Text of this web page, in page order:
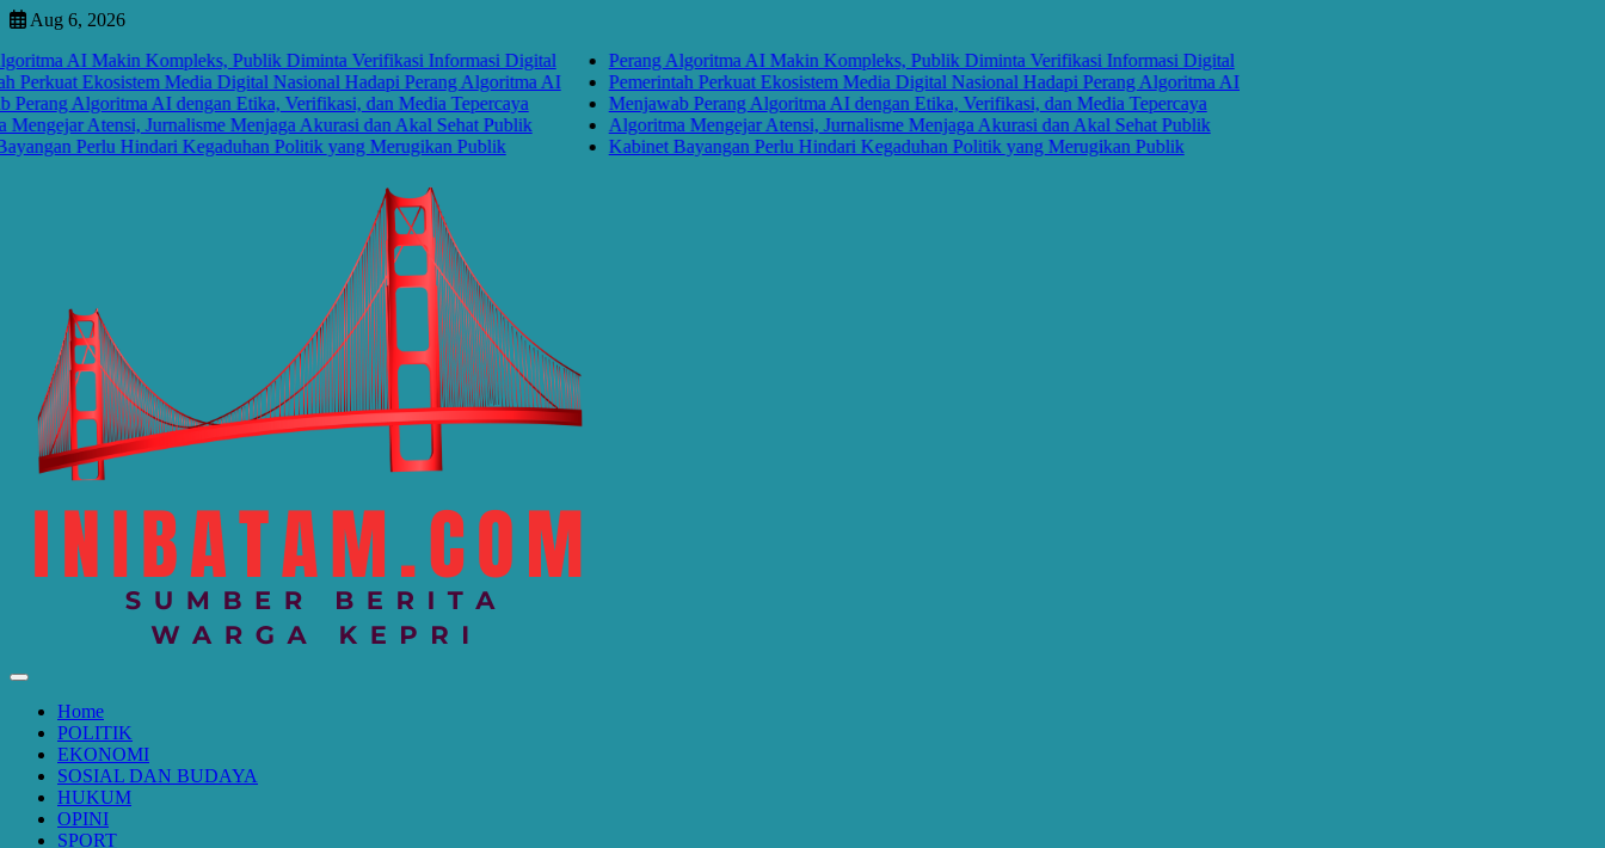
Skip
content
Aug 6, 2026
AI Makin Kompleks, Publik Diminta Verifikasi Informasi Digital
Ekosistem Media Digital Nasional Hadapi Perang Algoritma AI
Algoritma AI dengan Etika, Verifikasi, dan Media Tepercaya
Atensi, Jurnalisme Menjaga Akurasi dan Akal Sehat Publik
Perlu Hindari Kegaduhan Politik yang Merugikan Publik
Perang Algoritma AI Makin Kompleks, Publik Diminta Verifikasi Informasi Digital
Pemerintah Perkuat Ekosistem Media Digital Nasional Hadapi Perang Algoritma AI
Menjawab Perang Algoritma AI dengan Etika, Verifikasi, dan Media Tepercaya
Algoritma Mengejar Atensi, Jurnalisme Menjaga Akurasi dan Akal Sehat Publik
Kabinet Bayangan Perlu Hindari Kegaduhan Politik yang Merugikan Publik
Home
POLITIK
EKONOMI
SOSIAL DAN BUDAYA
HUKUM
OPINI
SPORT